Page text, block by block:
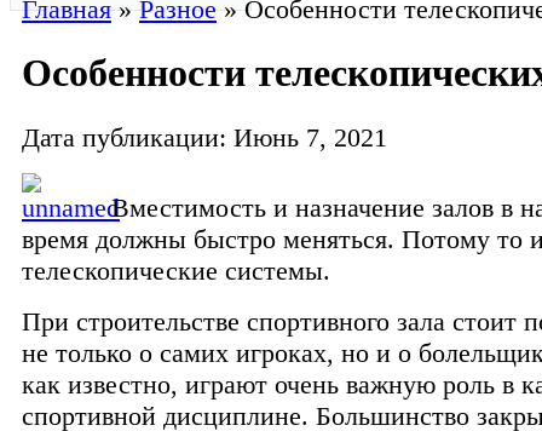
Главная»Разное» Особенности
Особенности
Дата публикации: Июнь 7, 2021
Вместимость и назначение залов в
время должны быстро меняться. Потому то
телескопические системы.
При строительстве спортивного зала стоит
не только о самих игроках, но и о
как известно, играют очень важную роль в
спортивной дисциплине. Большинство